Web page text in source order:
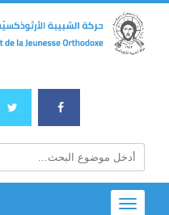
Toggle